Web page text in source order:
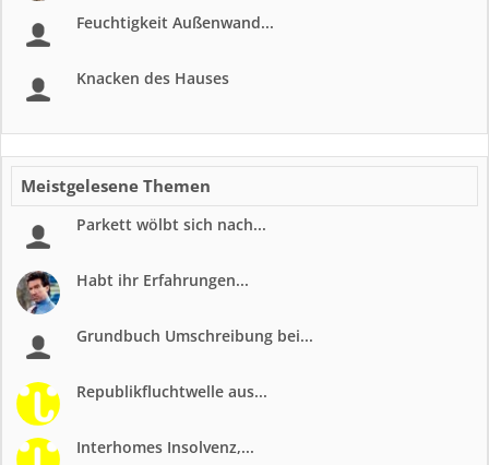
Feuchtigkeit Außenwand...
Knacken des Hauses
Meistgelesene Themen
Parkett wölbt sich nach...
Habt ihr Erfahrungen...
Grundbuch Umschreibung bei...
Republikfluchtwelle aus...
Interhomes Insolvenz,...